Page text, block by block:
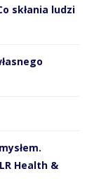
skłania ludzi
Health &